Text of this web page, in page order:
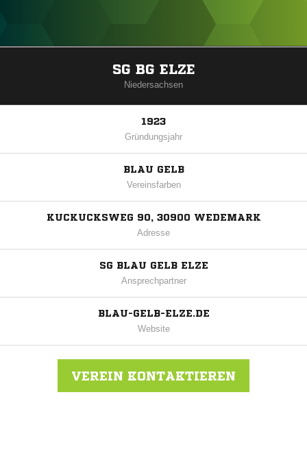
SG BG ELZE
Niedersachsen
1923
Gründungsjahr
BLAU GELB
Vereinsfarben
KUCKUCKSWEG 90, 30900 WEDEMARK
Adresse
SG BLAU GELB ELZE
Ansprechpartner
BLAU-GELB-ELZE.DE
Website
VEREIN KONTAKTIEREN